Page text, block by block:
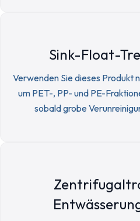
Sink-Float-
Verwenden Sie dieses Produkt
um PET-, PP- und PE-
sobald grobe